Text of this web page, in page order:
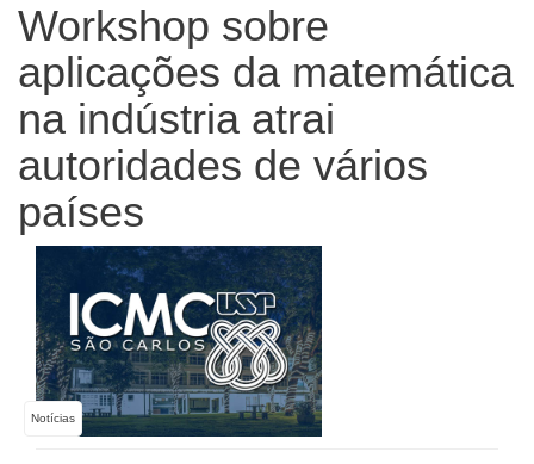
Workshop sobre
aplicações da matemática
na indústria atrai
autoridades de vários
países
Notícias